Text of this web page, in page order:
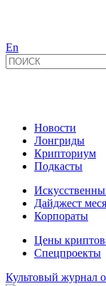
En
Новости
Лонгриды
Крипториум
Подкасты
Дайджест
Корпораты
Цены
Спецпроекты
Культовый журнал